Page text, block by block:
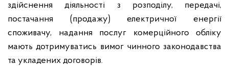
здійснення діяльності з розподілу, передачі,
постачання (продажу) електричної енергії
споживачу, надання послуг комерційного обліку
мають дотримуватись вимог чинного законодавства
та укладених договорів.